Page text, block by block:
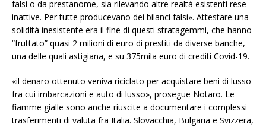
falsi o da prestanome, sia rilevando altre realtà esistenti rese
inattive. Per tutte producevano dei bilanci falsi». Attestare una
solidità inesistente era il fine di questi stratagemmi, che hanno
“fruttato” quasi 2 milioni di euro di prestiti da diverse banche,
una delle quali astigiana, e su 375mila euro di crediti Covid-19.
«il denaro ottenuto veniva riciclato per acquistare beni di lusso
fra cui imbarcazioni e auto di lusso», prosegue Notaro. Le
fiamme gialle sono anche riuscite a documentare i complessi
trasferimenti di valuta fra Italia. Slovacchia, Bulgaria e Svizzera,